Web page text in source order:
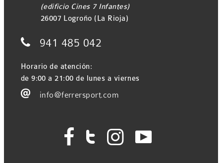
(edificio Cines 7 Infantes)
26007 Logroño (La Rioja)
 941 485 042
Horario de atención:
de 9:00 a 21:00 de lunes a viernes
 info@ferrersport.com
   